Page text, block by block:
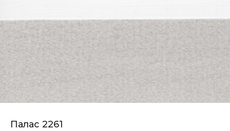
Палас 2261